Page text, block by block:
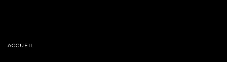
ACCUEIL